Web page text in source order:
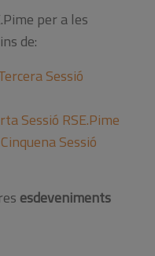
per a les
de:
Sessió
Sessió RSE.Pime
Cinquena Sessió
esdeveniments